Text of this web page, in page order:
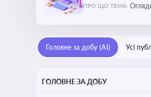
ПРО ЩО ТЕМА:
Головне за добу (AI) Усі
ГОЛОВНЕ ЗА ДОБУ